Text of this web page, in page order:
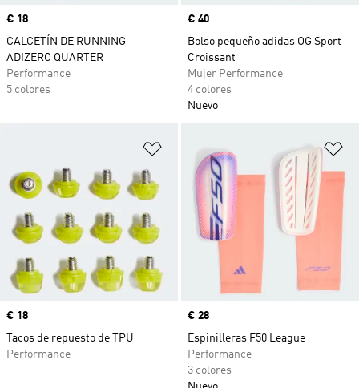
Precio
€ 18
CALCETÍN DE RUNNING
ADIZERO QUARTER
Performance
5 colores
Precio
€ 40
Bolso pequeño adidas OG Sport
Croissant
Mujer Performance
4 colores
Nuevo
Añadir a la lista de deseos
Precio
€ 18
Tacos de repuesto de TPU
Performance
Precio
€ 28
Espinilleras F50 League
Performance
3 colores